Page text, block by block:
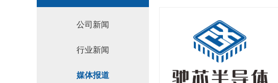
公司新闻
行业新闻
媒体报道